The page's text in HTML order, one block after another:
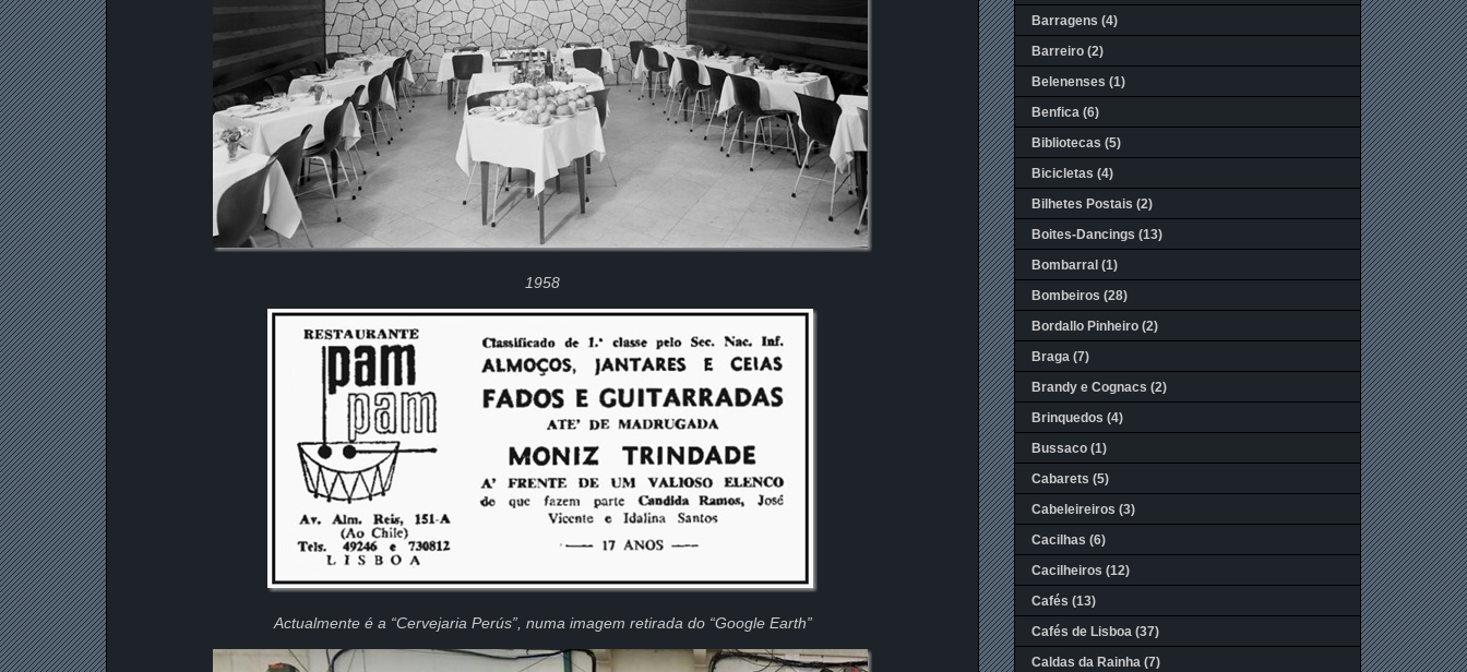
1958
Actualmente é a “Cervejaria Perús”, numa imagem retirada do “Google Earth”
Barragens (4)
Barreiro (2)
Belenenses (1)
Benfica (6)
Bibliotecas (5)
Bicicletas (4)
Bilhetes Postais (2)
Boites-Dancings (13)
Bombarral (1)
Bombeiros (28)
Bordallo Pinheiro (2)
Braga (7)
Brandy e Cognacs (2)
Brinquedos (4)
Bussaco (1)
Cabarets (5)
Cabeleireiros (3)
Cacilhas (6)
Cacilheiros (12)
Cafés (13)
Cafés de Lisboa (37)
Caldas da Rainha (7)